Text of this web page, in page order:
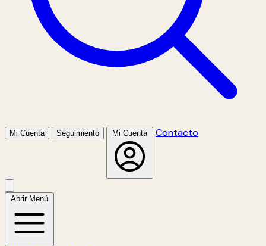
Mi Cuenta Seguimiento Mi Cuenta Contacto
Abrir Menú